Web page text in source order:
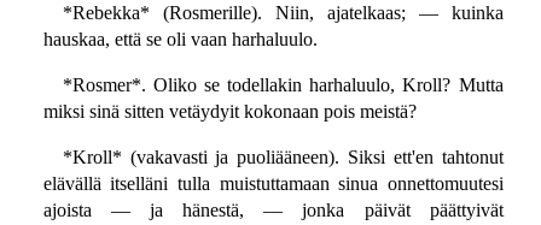
*Rebekka* (Rosmerille). Niin, ajatelkaas; — kuinka
hauskaa, että se oli vaan harhaluulo.
*Rosmer*. Oliko se todellakin harhaluulo, Kroll? Mutta
miksi sinä sitten vetäydyit kokonaan pois meistä?
*Kroll* (vakavasti ja puoliääneen). Siksi ett'en tahtonut
elävällä itselläni tulla muistuttamaan sinua onnettomuutesi
ajoista — ja hänestä, — jonka päivät päättyivät